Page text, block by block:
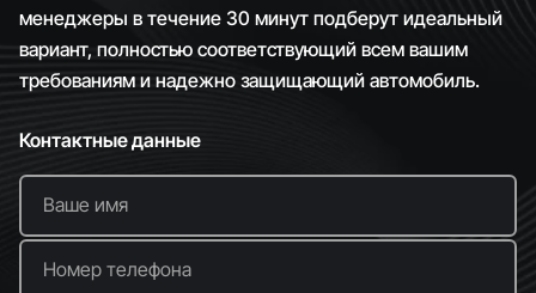
менеджеры в течение 30 минут подберут идеальный
вариант, полностью соответствующий всем вашим
требованиям и надежно защищающий автомобиль.
Контактные данные
Ваше имя
Номер телефона